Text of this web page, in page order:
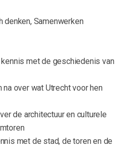
denken, Samenwerken
met de geschiedenis van
over wat Utrecht voor hen
de architectuur en culturele
met de stad, de toren en de